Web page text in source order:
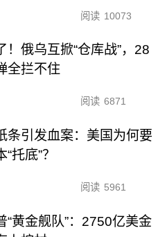
阅读 10073
！俄乌互掀“仓库战”，28
全拦不住
阅读 6871
条引发血案：美国为何要
托底”？
阅读 5961
“黄金舰队”：2750亿美金